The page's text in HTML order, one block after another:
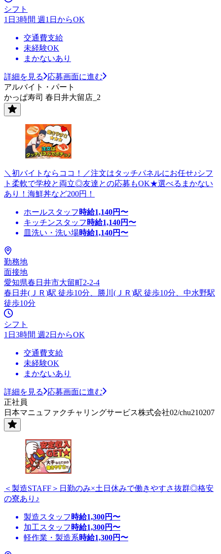
シフト
1日3時間 週1日からOK
交通費支給
未経験OK
まかないあり
詳細を見る
応募画面に進む
アルバイト・パート
かっぱ寿司 春日井大留店_2
＼初バイトならココ！／注文はタッチパネルにお任せ♪シフ
ト柔軟で学校と両立◎友達との応募もOK★選べるまかない
あり！海鮮丼など200円！
ホールスタッフ 時給1,140円〜
キッチンスタッフ 時給1,140円〜
皿洗い・洗い場時給1,140円〜
勤務地
面接地
愛知県春日井市大留町2-2-4
春日井(ＪＲ)駅 徒歩10分、勝川(ＪＲ)駅 徒歩10分、中水野駅
徒歩10分
シフト
1日3時間 週2日からOK
交通費支給
未経験OK
まかないあり
詳細を見る
応募画面に進む
正社員
日本マニュファクチャリングサービス株式会社02/chu210207
＜製造STAFF＞日勤のみ×土日休みで働きやすさ抜群◎格安
の寮あり♪
製造スタッフ 時給1,300円〜
加工スタッフ 時給1,300円〜
軽作業・製造系時給1,300円〜